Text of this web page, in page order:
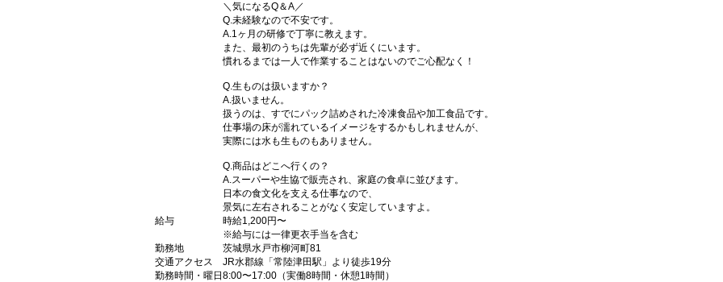
＼気になるQ＆A／
Q.未経験なので不安です。
A.1ヶ月の研修で丁寧に教えます。
また、最初のうちは先輩が必ず近くにいます。
慣れるまでは一人で作業することはないのでご心配なく！
Q.生ものは扱いますか？
A.扱いません。
扱うのは、すでにパック詰めされた冷凍食品や加工食品です。
仕事場の床が濡れているイメージをするかもしれませんが、
実際には水も生ものもありません。
Q.商品はどこへ行くの？
A.スーパーや生協で販売され、家庭の食卓に並びます。
日本の食文化を支える仕事なので、
景気に左右されることがなく安定していますよ。
給与
時給1,200円〜
※給与には一律更衣手当を含む
勤務地
茨城県水戸市柳河町81
交通アクセス
JR水郡線「常陸津田駅」より徒歩19分
勤務時間・曜日 8:00〜17:00（実働8時間・休憩1時間）